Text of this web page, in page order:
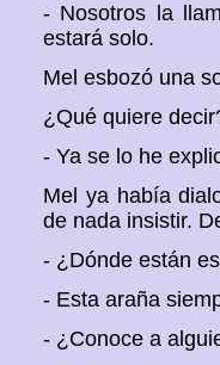
- Nosotros la
estará solo.
Mel esbozó una
¿Qué quiere
- Ya se lo he
Mel ya había
de nada insistir.
- ¿Dónde están
- Esta araña
- ¿Conoce a